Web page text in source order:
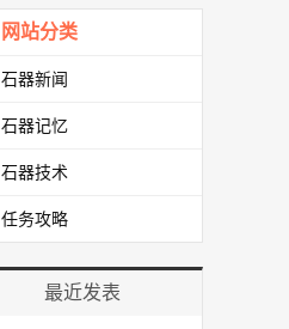
网站分类
石器新闻
石器记忆
石器技术
任务攻略
最近发表